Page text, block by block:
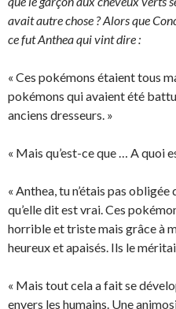
avait autre chose ? Alors que
ce fut Anthea qui vint dire :
« Ces pokémons étaient tous
pokémons qui avaient été
anciens dresseurs. »
« Mais qu’est-ce que … A quoi
« Anthea, tu n’étais pas
qu’elle dit est vrai. Ces
horrible et triste mais grâce à
heureux et apaisés. Ils le
« Mais tout cela a fait se
envers les humains. Une